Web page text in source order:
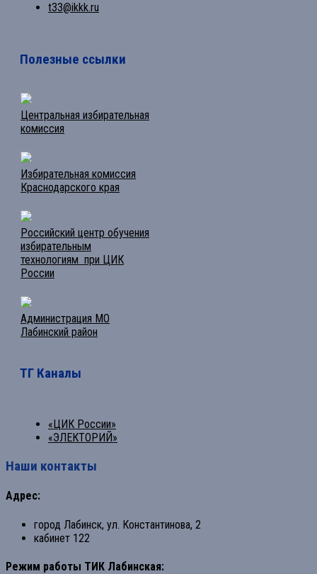
t33@ikkk.ru
Полезные ссылки
Центральная избирательная
комиссия
Избирательная комиссия
Краснодарского края
Российский центр обучения
избирательным
технологиям при ЦИК
России
Администрация МО
Лабинский район
ТГ Каналы
«ЦИК России»
«ЭЛЕКТОРИЙ»
Наши контакты
Адрес:
город Лабинск, ул. Константинова, 2
кабинет 122
Режим работы ТИК Лабинская: